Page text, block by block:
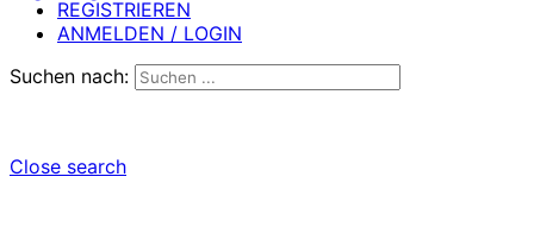
REGISTRIEREN
ANMELDEN / LOGIN
Suchen nach:
Close search